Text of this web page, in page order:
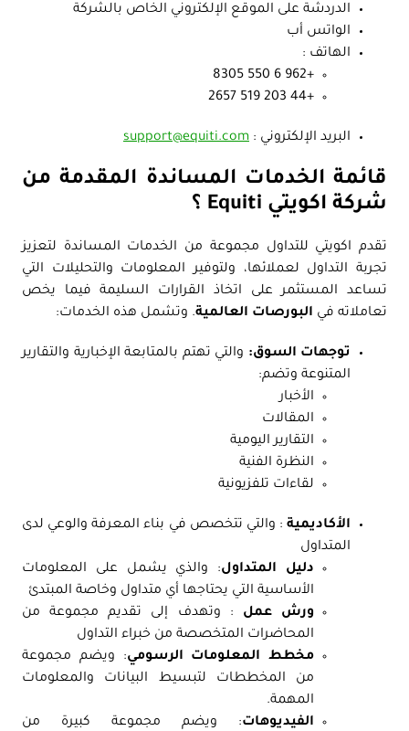
الدردشة على الموقع الإلكتروني الخاص بالشركة
الواتس أب
الهاتف :
+962 6 550 8305
+44 203 519 2657
البريد الإلكتروني : support@equiti.com
قائمة الخدمات المساندة المقدمة من
شركة اكويتي Equiti ؟
تقدم اكويتي للتداول مجموعة من الخدمات المساندة لتعزيز
تجربة التداول لعملائها، ولتوفير المعلومات والتحليلات التي
تساعد المستثمر على اتخاذ القرارات السليمة فيما يخص
تعاملاته في البورصات العالمية. وتشمل هذه الخدمات:
توجهات السوق: والتي تهتم بالمتابعة الإخبارية والتقارير
المتنوعة وتضم:
الأخبار
المقالات
التقارير اليومية
النظرة الفنية
لقاءات تلفزيونية
الأكاديمية : والتي تتخصص في بناء المعرفة والوعي لدى
المتداول
دليل المتداول: والذي يشمل على المعلومات
الأساسية التي يحتاجها أي متداول وخاصة المبتدئ
ورش عمل : وتهدف إلى تقديم مجموعة من
المحاضرات المتخصصة من خبراء التداول
مخطط المعلومات الرسومي: ويضم مجموعة
من المخططات لتبسيط البيانات والمعلومات
المهمة.
الفيديوهات: ويضم مجموعة كبيرة من